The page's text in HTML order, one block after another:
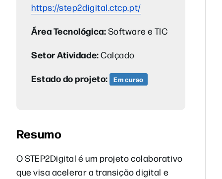
https://step2digital.ctcp.pt/
Área Tecnológica:Software e TIC
Setor Atividade:Calçado
Estado do projeto: Em curso
Resumo
O STEP2Digital é um projeto colaborativo
que visa acelerar a transição digital e